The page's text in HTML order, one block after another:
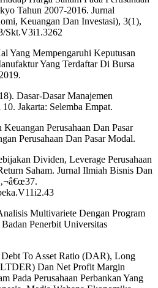
Tahun 2007-2016. Jurnal
Keuangan Dan Investasi), 3(1),
Skt.V3i1.3262
Yang Mempengaruhi Keputusan
Yang Terdaftar Di Bursa
Dasar-Dasar Manajemen
Jakarta: Selemba Empat.
Perusahaan Dan Pasar
Perusahaan Dan Pasar Modal.
Dividen, Leverage Perusahaan
Saham. Jurnal Ilmiah Bisnis Dan
Multivariete Dengan Program
Penerbit Universitas
To Asset Ratio (DAR), Long
Dan Net Profit Margin
Pada Perusahaan Perbankan Yang